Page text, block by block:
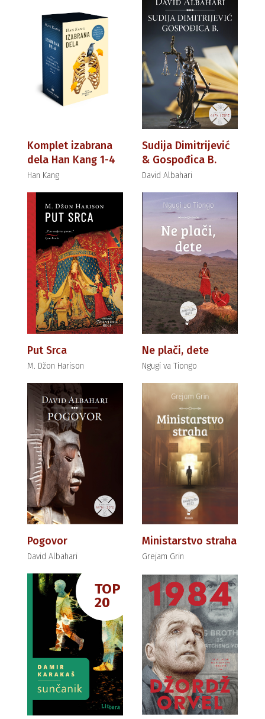
Komplet izabrana
dela Han Kang 1-4
Han Kang
Sudija Dimitrijević
& Gospođica B.
David Albahari
Put Srca
M. Džon Harison
Ne plači, dete
Ngugi va Tiongo
Pogovor
David Albahari
Ministarstvo straha
Grejam Grin
TOP
20